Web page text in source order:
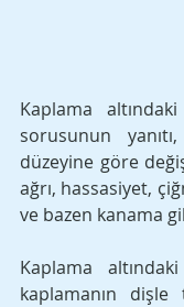
Kaplama
sorusunun
düzeyine göre
ağrı, hassasiyet,
ve bazen kanama
Kaplama
kaplamanın